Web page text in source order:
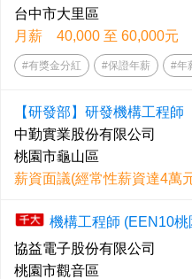
台中市大里區
月薪 40,000 至 60,000元
#有獎金分紅 #保證年薪 #年
【研發部】研發機構工程師
中勤實業股份有限公司
桃園市龜山區
薪資面議(經常性薪資達4萬
機構工程師 (EEN10桃
協益電子股份有限公司
桃園市觀音區